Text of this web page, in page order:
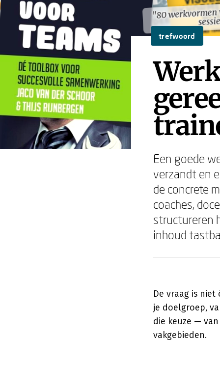
"80
"80
trefwoord
Een goede
verzandt en
de concrete
coaches,
structureren
inhoud
De vraag is
je doelgroep,
die keuze —
vakgebieden.